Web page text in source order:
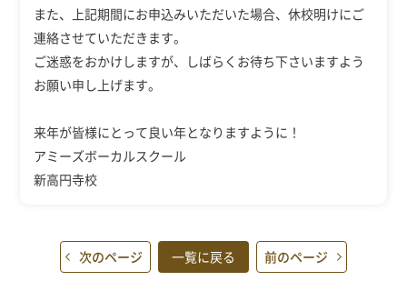
また、上記期間にお申込みいただいた場合、休校明けにご
連絡させていただきます。
ご迷惑をおかけしますが、しばらくお待ち下さいますよう
お願い申し上げます。
来年が皆様にとって良い年となりますように！
アミーズボーカルスクール
新高円寺校
次のページ 一覧に戻る 前のページ